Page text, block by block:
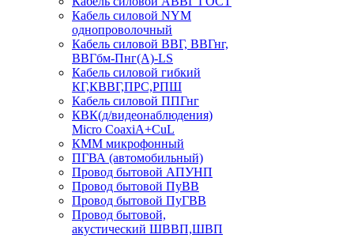
Кабель силовой NYM
однопроволочный
Кабель силовой ВВГ, ВВГнг,
ВВГбм-Пнг(А)-LS
Кабель силовой гибкий
КГ,КВВГ,ПРС,РПШ
Кабель силовой ППГнг
КВК(д/видеонаблюдения)
Micro CoaxiA+CuL
КММ микрофонный
ПГВА (автомобильный)
Провод бытовой АПУНП
Провод бытовой ПуВВ
Провод бытовой ПуГВВ
Провод бытовой,
акустический ШВВП,ШВП